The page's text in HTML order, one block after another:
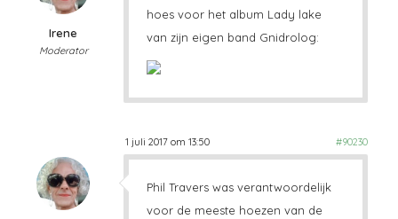
Irene
Moderator
hoes voor het album Lady lake
van zijn eigen band Gnidrolog:
1 juli 2017 om 13:50 #90230
Phil Travers was verantwoordelijk
voor de meeste hoezen van de